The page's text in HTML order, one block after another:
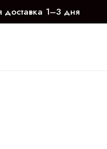
доставка 1–3 дня